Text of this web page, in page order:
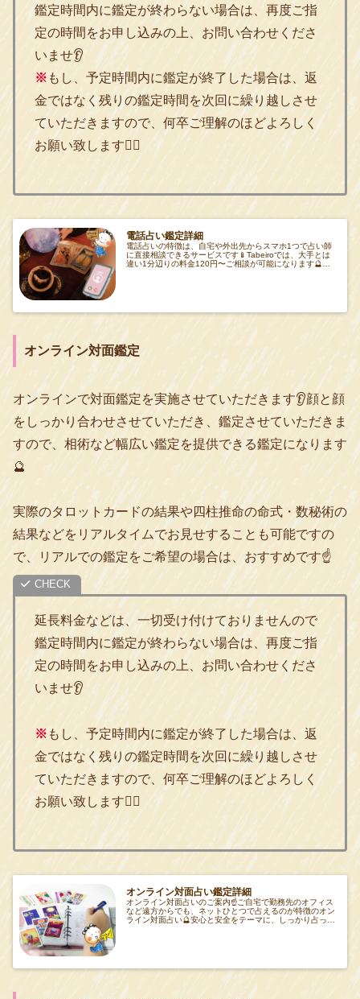
鑑定時間内に鑑定が終わらない場合は、再度ご指
定の時間をお申し込みの上、お問い合わせくださ
いませ👂
※ もし、予定時間内に鑑定が終了した場合は、返
金ではなく残りの鑑定時間を次回に繰り越しさせ
ていただきますので、何卒ご理解のほどよろしく
お願い致します🙇‍♂️
電話占い鑑定詳細
電話占いの特徴は、自宅や外出先からスマホ1つで占い師
に直接相談できるサービスです📱Tabeiroでは、大手とは
違い1分辺りの料金120円〜ご相談が可能になります🔮悪
オンライン対面鑑定
オンラインで対面鑑定を実施させていただきます👂顔と顔
をしっかり合わせさせていただき、鑑定させていただきま
すので、相術など幅広い鑑定を提供できる鑑定になります
🔮
実際のタロットカードの結果や四柱推命の命式・数秘術の
結果などをリアルタイムでお見せすることも可能ですの
で、リアルでの鑑定をご希望の場合は、おすすめです☝️
延長料金などは、一切受け付けておりませんので
鑑定時間内に鑑定が終わらない場合は、再度ご指
定の時間をお申し込みの上、お問い合わせくださ
いませ👂
※ もし、予定時間内に鑑定が終了した場合は、返
金ではなく残りの鑑定時間を次回に繰り越しさせ
ていただきますので、何卒ご理解のほどよろしく
お願い致します🙇‍♂️
オンライン対面占い鑑定詳細
オンライン対面占いのご案内☝️ご自宅で勤務先のオフィス
など遠方からでも、ネットひとつで占えるのが特徴のオン
ライン対面占い🔮安心と安全をテーマに、しっかり占った